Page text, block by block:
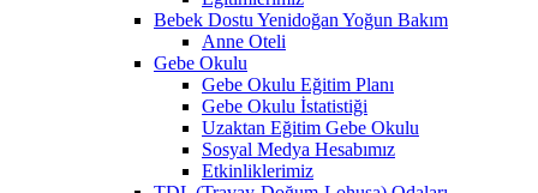
Bebek Dostu Yenidoğan Yoğun Bakım
Anne Oteli
Gebe Okulu
Gebe Okulu Eğitim Planı
Gebe Okulu İstatistiği
Uzaktan Eğitim Gebe Okulu
Sosyal Medya Hesabımız
Etkinliklerimiz